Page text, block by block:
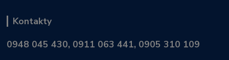
Kontakty
0948 045 430, 0911 063 441, 0905 310 109